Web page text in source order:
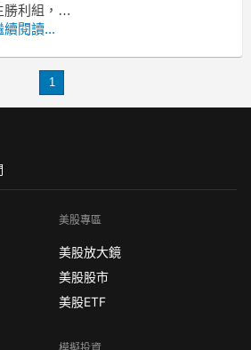
勝利組，
在到未婚妻家裡提婚的那天出了車
如其來的巨變，讓他內心承受劇烈的
續閱讀...
1
美股專區
美股放大鏡
美股股市
美股ETF